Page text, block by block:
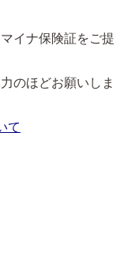
イナ保険証をご提
のほどお願いしま
て